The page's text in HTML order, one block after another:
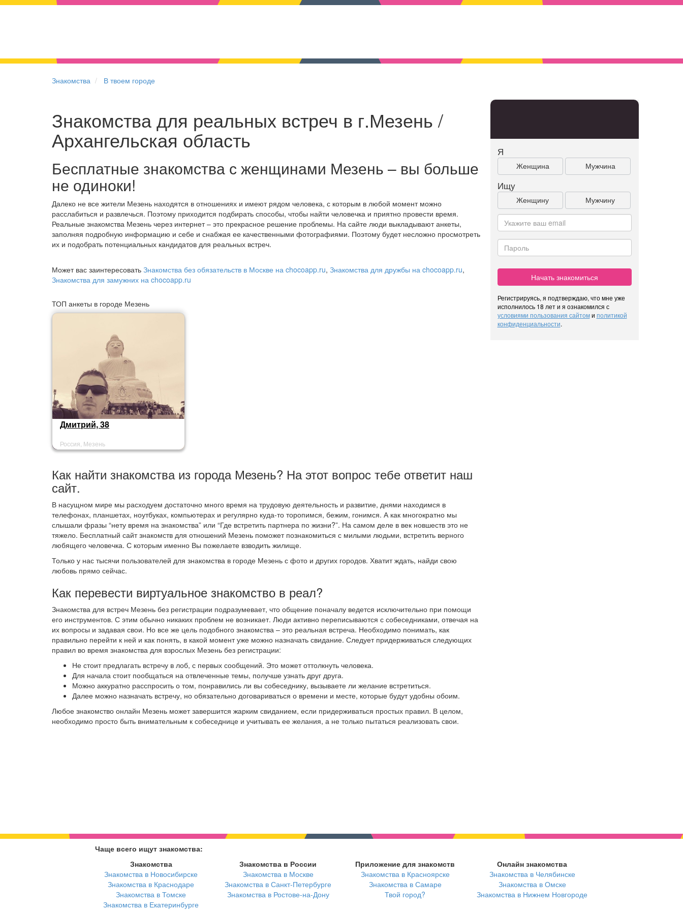
Знакомства В твоем городе
Знакомства для реальных встреч в г.Мезень /
Архангельская область
Бесплатные знакомства с женщинами Мезень – вы больше
не одиноки!
Далеко не все жители Мезень находятся в отношениях и имеют рядом человека, с которым в любой момент можно
расслабиться и развлечься. Поэтому приходится подбирать способы, чтобы найти человечка и приятно провести время.
Реальные знакомства Мезень через интернет – это прекрасное решение проблемы. На сайте люди выкладывают анкеты,
заполняя подробную информацию и себе и снабжая ее качественными фотографиями. Поэтому будет несложно просмотреть
их и подобрать потенциальных кандидатов для реальных встреч.
Может вас заинтересовать Знакомства без обязательств в Москве на chocoapp.ru, Знакомства для дружбы на chocoapp.ru,
Знакомства для замужних на chocoapp.ru
ТОП анкеты в городе Мезень
Дмитрий, 38
Россия, Мезень
Как найти знакомства из города Мезень? На этот вопрос тебе ответит наш
сайт.
В насущном мире мы расходуем достаточно много время на трудовую деятельность и развитие, днями находимся в
телефонах, планшетах, ноутбуках, компьютерах и регулярно куда-то торопимся, бежим, гонимся. А как многократно мы
слышали фразы “нету время на знакомства” или “Где встретить партнера по жизни?”. На самом деле в век новшеств это не
тяжело. Бесплатный сайт знакомств для отношений Мезень поможет познакомиться с милыми людьми, встретить верного
любящего человечка. С которым именно Вы пожелаете взводить жилище.
Только у нас тысячи пользователей для знакомства в городе Мезень с фото и других городов. Хватит ждать, найди свою
любовь прямо сейчас.
Как перевести виртуальное знакомство в реал?
Знакомства для встреч Мезень без регистрации подразумевает, что общение поначалу ведется исключительно при помощи
его инструментов. С этим обычно никаких проблем не возникает. Люди активно переписываются с собеседниками, отвечая на
их вопросы и задавая свои. Но все же цель подобного знакомства – это реальная встреча. Необходимо понимать, как
правильно перейти к ней и как понять, в какой момент уже можно назначать свидание. Следует придерживаться следующих
правил во время знакомства для взрослых Мезень без регистрации:
Не стоит предлагать встречу в лоб, с первых сообщений. Это может оттолкнуть человека.
Для начала стоит пообщаться на отвлеченные темы, получше узнать друг друга.
Можно аккуратно расспросить о том, понравились ли вы собеседнику, вызываете ли желание встретиться.
Далее можно назначать встречу, но обязательно договариваться о времени и месте, которые будут удобны обоим.
Любое знакомство онлайн Мезень может завершится жарким свиданием, если придерживаться простых правил. В целом,
необходимо просто быть внимательным к собеседнице и учитывать ее желания, а не только пытаться реализовать свои.
Я
Женщина Мужчина
Ищу
Женщину Мужчину
Начать знакомиться
Регистрируясь, я подтверждаю, что мне уже
исполнилось 18 лет и я ознакомился с
условиями пользования сайтоми политикой
конфиденциальности.
Чаще всего ищут знакомства:
Знакомства
Знакомства в Новосибирске
Знакомства в Краснодаре
Знакомства в Томске
Знакомства в Екатеринбурге
Знакомства в России
Знакомства в Москве
Знакомства в Санкт-Петербурге
Знакомства в Ростове-на-Дону
Приложение для знакомств
Знакомства в Красноярске
Знакомства в Самаре
Твой город?
Онлайн знакомства
Знакомства в Челябинске
Знакомства в Омске
Знакомства в Нижнем Новгороде